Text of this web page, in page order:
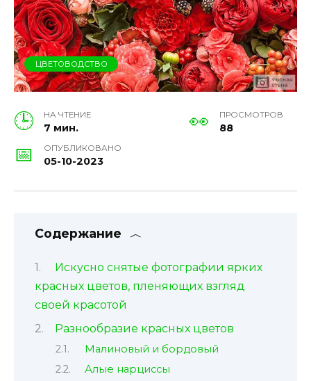
ЦВЕТОВОДСТВО
НА ЧТЕНИЕ
7 мин.
ПРОСМОТРОВ
88
ОПУБЛИКОВАНО
05-10-2023
Содержание
Искусно снятые фотографии ярких
красных цветов, пленяющих взгляд
своей красотой
Разнообразие красных цветов
Малиновый и бордовый
Алые нарциссы